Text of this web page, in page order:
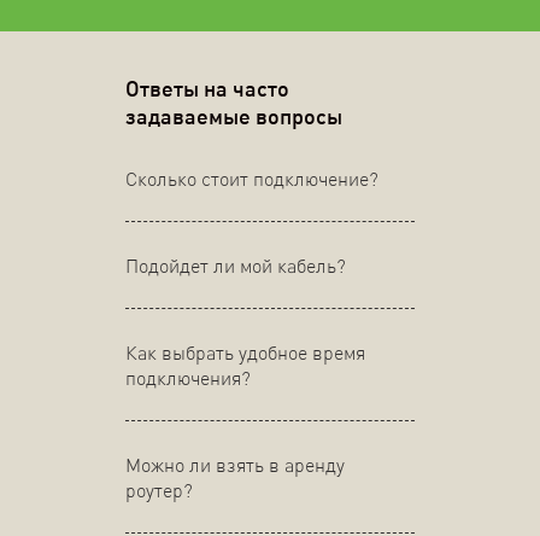
Ответы на часто
задаваемые вопросы
Сколько стоит подключение?
Подойдет ли мой кабель?
Как выбрать удобное время
подключения?
Можно ли взять в аренду
роутер?